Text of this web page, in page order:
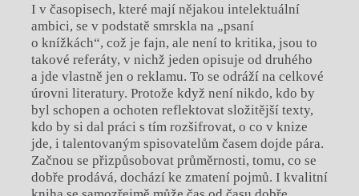
I v časopisech, které mají nějakou intelektuální
ambici, se v podstatě smrskla na „psaní
o knížkách“, což je fajn, ale není to kritika, jsou to
takové referáty, v nichž jeden opisuje od druhého
a jde vlastně jen o reklamu. To se odráží na celkové
úrovni literatury. Protože když není nikdo, kdo by
byl schopen a ochoten reflektovat složitější texty,
kdo by si dal práci s tím rozšifrovat, o co v knize
jde, i talentovaným spisovatelům časem dojde pára.
Začnou se přizpůsobovat průměrnosti, tomu, co se
dobře prodává, dochází ke zmatení pojmů. I kvalitní